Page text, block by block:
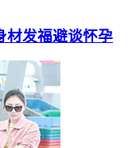
材发福避谈怀孕